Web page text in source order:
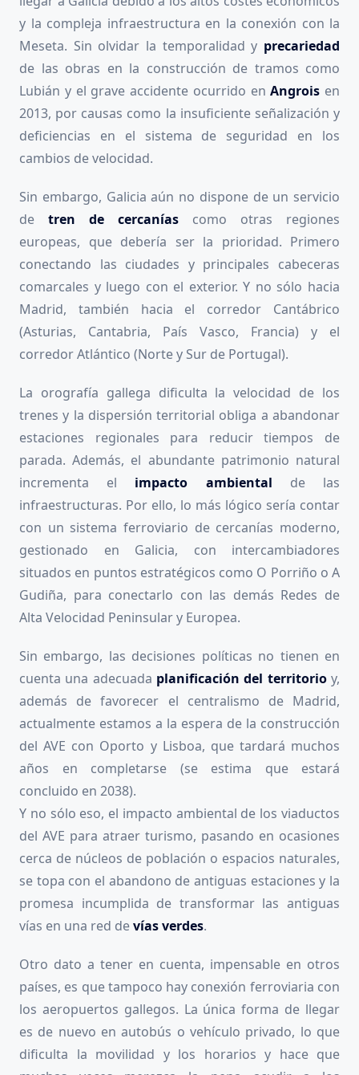
y la compleja infraestructura en la conexión con la
Meseta. Sin olvidar la temporalidad y precariedad
de las obras en la construcción de tramos como
Lubián y el grave accidente ocurrido enAngrois en
2013, por causas como la insuficiente señalización y
deficiencias en el sistema de seguridad en los
cambios de velocidad.
Sin embargo, Galicia aún no dispone de un servicio
de tren de cercanías como otras regiones
europeas, que debería ser la prioridad. Primero
conectando las ciudades y principales cabeceras
comarcales y luego con el exterior. Y no sólo hacia
Madrid, también hacia el corredor Cantábrico
(Asturias, Cantabria, País Vasco, Francia) y el
corredor Atlántico (Norte y Sur de Portugal).
La orografía gallega dificulta la velocidad de los
trenes y la dispersión territorial obliga a abandonar
estaciones regionales para reducir tiempos de
parada. Además, el abundante patrimonio natural
incrementa el impacto ambiental de las
infraestructuras. Por ello, lo más lógico sería contar
con un sistema ferroviario de cercanías moderno,
gestionado en Galicia, con intercambiadores
situados en puntos estratégicos como O Porriño o A
Gudiña, para conectarlo con las demás Redes de
Alta Velocidad Peninsular y Europea.
Sin embargo, las decisiones políticas no tienen en
cuenta una adecuada planificación del territorioy,
además de favorecer el centralismo de Madrid,
actualmente estamos a la espera de la construcción
del AVE con Oporto y Lisboa, que tardará muchos
años en completarse (se estima que estará
concluido en 2038).
Y no sólo eso, el impacto ambiental de los viaductos
del AVE para atraer turismo, pasando en ocasiones
cerca de núcleos de población o espacios naturales,
se topa con el abandono de antiguas estaciones y la
promesa incumplida de transformar las antiguas
vías en una red devías verdes.
Otro dato a tener en cuenta, impensable en otros
países, es que tampoco hay conexión ferroviaria con
los aeropuertos gallegos. La única forma de llegar
es de nuevo en autobús o vehículo privado, lo que
dificulta la movilidad y los horarios y hace que